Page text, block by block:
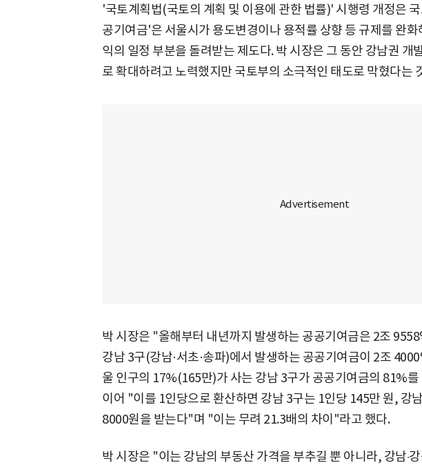
'국토계획법(국토의 계획 및 이용에 관한 법률)' 시행령 개정은
공기여금'은 서울시가 용도변경이나 용적률 상향 등 규제를 완화
익의 일정 부분을 돌려받는 제도다. 박 시장은 그 동안 강남권 개
로 확대하려고 노력했지만 국토부의 소극적인 태도로 막혔다는
박 시장은 "올해부터 내년까지 발생하는 공공기여금은 2조 9558
강남 3구(강남⋅서초⋅송파)에서 발생하는 공공기여금이 2조
울 인구의 17%(165만)가 사는 강남 3구가 공공기여금의 81%
이어 "이를 1인당으로 환산하면 강남 3구는 1인당 145만 원, 강
8000원을 받는다"며 "이는 무려 21.3배의 차이"라고 했다.
박 시장은 "이는 강남의 부동산 가격을 부추길 뿐 아니라, 강남⋅